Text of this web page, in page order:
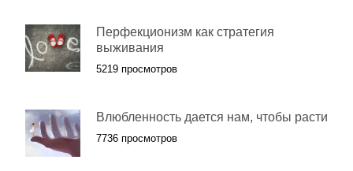
Перфекционизм как стратегия
выживания
5219 просмотров
Влюбленность дается нам, чтобы расти
7736 просмотров